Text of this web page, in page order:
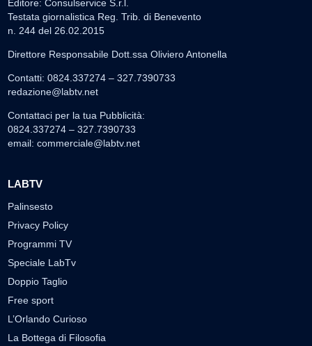
Editore: Consulservice S.r.l.
Testata giornalistica Reg. Trib. di Benevento
n. 244 del 26.02.2015
Direttore Responsabile Dott.ssa Oliviero Antonella
Contatti: 0824.337274 – 327.7390733
redazione@labtv.net
Contattaci per la tua Pubblicità:
0824.337274 – 327.7390733
email: commerciale@labtv.net
LABTV
Palinsesto
Privacy Policy
Programmi TV
Speciale LabTv
Doppio Taglio
Free sport
L’Orlando Curioso
La Bottega di Filosofia